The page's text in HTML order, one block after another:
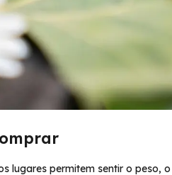
lugares permitem sentir o peso,